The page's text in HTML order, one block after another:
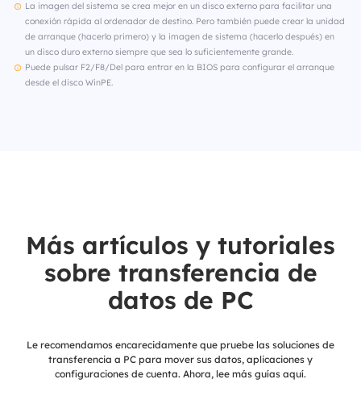
La imagen del sistema se crea mejor en un disco externo para facilitar una
conexión rápida al ordenador de destino. Pero también puede crear la unidad
de arranque (hacerlo primero) y la imagen de sistema (hacerlo después) en
un disco duro externo siempre que sea lo suficientemente grande.
Puede pulsar F2/F8/Del para entrar en la BIOS para configurar el arranque
desde el disco WinPE.
Más artículos y tutoriales
sobre transferencia de
datos de PC
Le recomendamos encarecidamente que pruebe las soluciones de
transferencia a PC para mover sus datos, aplicaciones y
configuraciones de cuenta. Ahora, lee más guías aquí.